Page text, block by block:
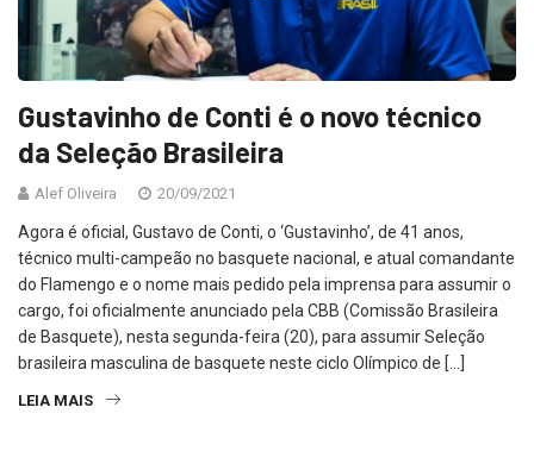
Gustavinho de Conti é o novo técnico
da Seleção Brasileira
Alef Oliveira 20/09/2021
Agora é oficial, Gustavo de Conti, o ‘Gustavinho’, de 41 anos,
técnico multi-campeão no basquete nacional, e atual comandante
do Flamengo e o nome mais pedido pela imprensa para assumir o
cargo, foi oficialmente anunciado pela CBB (Comissão Brasileira
de Basquete), nesta segunda-feira (20), para assumir Seleção
brasileira masculina de basquete neste ciclo Olímpico de […]
LEIA MAIS